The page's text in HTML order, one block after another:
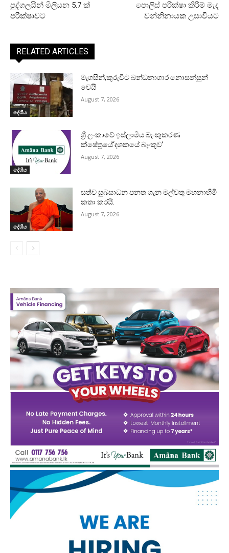
පුද්ගලයින් මිලියන 5.7 ක්
පරීක්ෂාවට
පොලිස් පරීක්ෂා කිරීම් මැද
වන්නිනායක උසාවියට
RELATED ARTICLES
දේශීය
මැගසින්,කුරුවිට බන්ධනාගාර නොසන්සුන්
වෙයි
August 7, 2026
දේශීය
ශ්‍රී ලංකාවේ ඉස්ලාමීය බැංකුකරණ
ක්ෂේත්‍රයේ‘දශකයේ බැංකුව’
August 7, 2026
දේශීය
සත්ව සුබසාධන පනත ගැන මල්වතු මහනාහිමි
කතා කරයි.
August 7, 2026